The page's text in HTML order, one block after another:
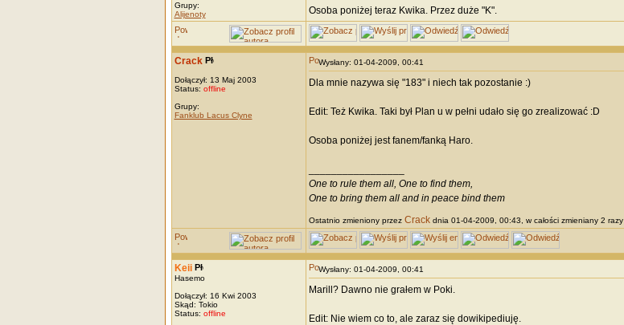
Grupy:
Alijenoty
Osoba poniżej teraz Kwika. Przez duże "K".
Crack
Dołączył: 13 Maj 2003
Status: offline
Grupy:
Fanklub Lacus Clyne
Wysłany: 01-04-2009, 00:41
Dla mnie nazywa się "183" i niech tak pozostanie :)
Edit: Też Kwika. Taki był Plan u w pełni udało się go zrealizować :D
Osoba poniżej jest fanem/fanką Haro.
One to rule them all, One to find them,
One to bring them all and in peace bind them
Ostatnio zmieniony przez Crackdnia 01-04-2009, 00:43, w całości zmieniany 2 razy
Keii
Hasemo
Dołączył: 16 Kwi 2003
Skąd: Tokio
Status: offline
Wysłany: 01-04-2009, 00:41
Marill? Dawno nie grałem w Poki.
Edit: Nie wiem co to, ale zaraz się dowikipediuję.